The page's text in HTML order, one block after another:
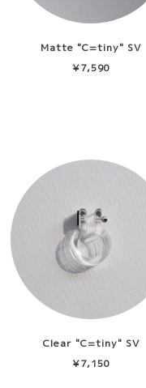
Matte "C=tiny" SV
¥7,590
Clear "C=tiny" SV
¥7,150